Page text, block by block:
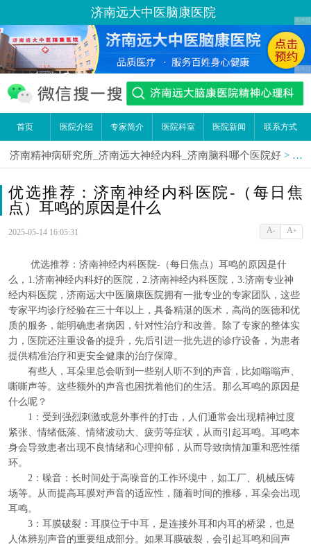
济南远大中医脑康医院
首页 医院介绍 专家简介 医院科室 医院新闻 联系方式
济南精神病研究所_济南远大神经内科_济南脑科哪个医院好 > 医
优选推荐：济南神经内科医院-（每日焦
点）耳鸣的原因是什么
2025-05-14 16:05:31 A- A+
优选推荐：济南神经内科医院-（每日焦点）耳鸣的原因是什
么，1.济南神经内科好的医院，2.济南神经内科医院，3.济南专业神
经内科医院，济南远大中医脑康医院拥有一批专业的专家团队，这些
专家平均诊疗经验在三十年以上，具备精湛的医术，高尚的医德和优
质的服务，能明确患者病因，针对性治疗和改善。除了专家的整体实
力，医院还注重设备的提升，先后引进一批先进的诊疗设备，为患者
提供精准治疗和更安全健康的治疗保障。
有些人，耳朵里总会听到一些别人听不到的声音，比如嗡嗡声、
嘶嘶声等。这些额外的声音也困扰着他们的生活。那么耳鸣的原因是
什么呢？
1：受到强烈刺激或意外事件的打击，人们通常会出现精神过度
紧张、情绪低落、情绪波动大、疲劳等症状，从而引起耳鸣。耳鸣本
身会导致患者出现不良情绪和心理抑郁，从而导致病情加重和恶性循
环。
2：噪音：长时间处于高噪音的工作环境中，如工厂、机械压铸
场等。从而提高耳膜对声音的适应性，随着时间的推移，耳朵会出现
耳鸣。
3：耳膜破裂：耳膜位于中耳，是连接外耳和内耳的桥梁，也是
人体辨别声音的重要组成部分。如果耳膜破裂，会引起耳鸣和回声